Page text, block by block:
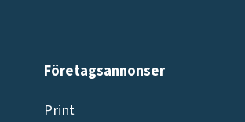
Företagsannonser
Print